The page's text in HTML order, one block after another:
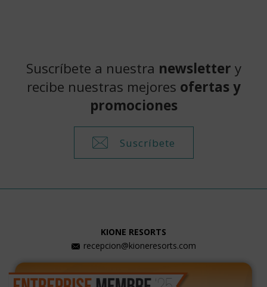
Suscríbete a nuestra newsletter y
recibe nuestras mejores ofertas y
promociones
Suscríbete
KIONE RESORTS
recepcion@kioneresorts.com